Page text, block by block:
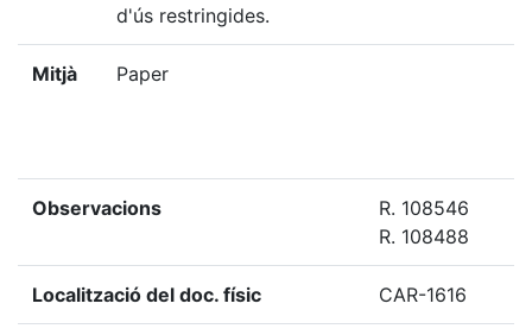
d'ús restringides.
Mitjà Paper
Observacions
R. 108546
R. 108488
Localització del doc. físic CAR-1616